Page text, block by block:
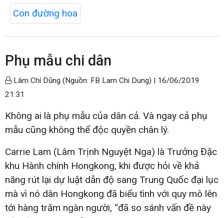
Con đường hoa
Phụ mẫu chi dân
Lâm Chí Dũng (Nguồn: FB Lam Chi Dung) | 16/06/2019
21:31
Không ai là phụ mẫu của dân cả. Và ngay cả phụ
mẫu cũng không thể độc quyền chân lý.
Carrie Lam (Lâm Trịnh Nguyệt Nga) là Trưởng Đặc
khu Hành chính Hongkong, khi được hỏi về khả
năng rút lại dự luật dẫn độ sang Trung Quốc đại lục
mà vì nó dân Hongkong đã biểu tình với quy mô lên
tới hàng trăm ngàn người, “đã so sánh vấn đề này